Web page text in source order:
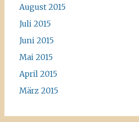
August 2015
Juli 2015
Juni 2015
Mai 2015
April 2015
März 2015